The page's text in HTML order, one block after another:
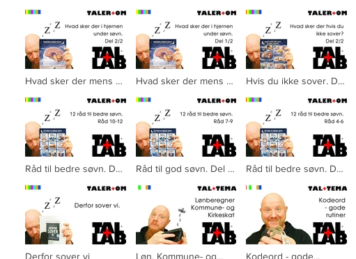
Hvad sker der mens vi
Hvad sker der mens vi
Hvis du ikke sover. Del
Råd til bedre søvn. Del
Råd til god søvn. Del 7-
Råd til bedre søvn. Del
Derfor sover vi Løn, Kommune- og Kodeord - gode